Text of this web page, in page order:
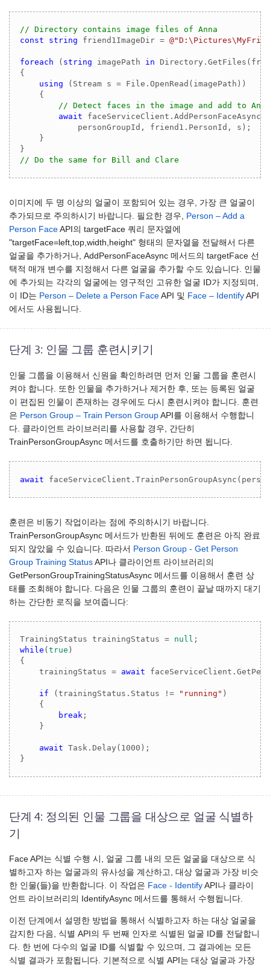
// Directory contains image files of Anna
const
string friend1ImageDir =
foreach ( string imagePath in
{
using (Stream s = File.OpenRead(imagePath))
    {
// Detect faces in the image and add to Anna
await faceServiceClient.AddPersonFaceAsync(
            personGroupId, friend1.PersonId, s);
    }
// Do the same for Bill and Clare
이미지에 두 명 이상의 얼굴이 포함되어 있는 경우, 가장 큰 얼굴이
추가되므로 주의하시기 바랍니다. 필요한 경우, Person – Add a
Person Face API의 targetFace 쿼리 문자열에
"targetFace=left,top,width,height" 형태의 문자열을 전달해서 다른
얼굴을 추가하거나, AddPersonFaceAsync 메서드의 targetFace 선
택적 매개 변수를 지정해서 다른 얼굴을 추가할 수도 있습니다. 인물
에 추가되는 각각의 얼굴에는 영구적인 고유한 얼굴 ID가 지정되며,
이 ID는 Person – Delete a Person Face API 및 Face – Identify API
에서도 사용됩니다.
단계 3: 인물 그룹 훈련시키기
인물 그룹을 이용해서 신원을 확인하려면 먼저 인물 그룹을 훈련시
켜야 합니다. 또한 인물을 추가하거나 제거한 후, 또는 등록된 얼굴
이 편집된 인물이 존재하는 경우에도 다시 훈련시켜야 합니다. 훈련
은 Person Group – Train Person Group API를 이용해서 수행합니
다. 클라이언트 라이브러리를 사용할 경우, 간단히
TrainPersonGroupAsync 메서드를 호출하기만 하면 됩니다.
await
훈련은 비동기 작업이라는 점에 주의하시기 바랍니다.
TrainPersonGroupAsync 메서드가 반환된 뒤에도 훈련은 아직 완료
되지 않았을 수 있습니다. 따라서 Person Group - Get Person
Group Training Status API나 클라이언트 라이브러리의
GetPersonGroupTrainingStatusAsync 메서드를 이용해서 훈련 상
태를 조회해야 합니다. 다음은 인물 그룹의 훈련이 끝날 때까지 대기
하는 간단한 로직을 보여줍니다:
TrainingStatus trainingStatus = null
while ( true )
{
    trainingStatus =
await
if (trainingStatus.Status != "running" )
    {
break ;
    }
await Task.Delay( 1000 );
}
단계 4: 정의된 인물 그룹을 대상으로 얼굴 식별하
기
Face API는 식별 수행 시, 얼굴 그룹 내의 모든 얼굴을 대상으로 식
별하고자 하는 얼굴과의 유사성을 계산하고, 대상 얼굴과 가장 비슷
한 인물(들)을 반환합니다. 이 작업은 Face - Identify API나 클라이
언트 라이브러리의 IdentifyAsync 메서드를 통해서 수행됩니다.
이전 단계에서 설명한 방법을 통해서 식별하고자 하는 대상 얼굴을
감지한 다음, 식별 API의 두 번째 인자로 식별된 얼굴 ID를 전달합니
다. 한 번에 다수의 얼굴 ID를 식별할 수 있으며, 그 결과에는 모든
식별 결과가 포함됩니다. 기본적으로 식별 API는 대상 얼굴과 가장